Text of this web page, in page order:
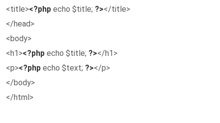
<title><?php echo $title; ?></title>
</head>
<body>
<h1><?php echo $title; ?></h1>
<p><?php echo $text; ?></p>
</body>
</html>